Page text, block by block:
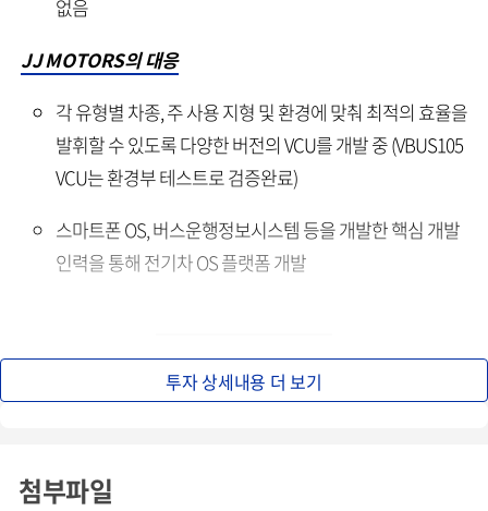
없음
JJ MOTORS의 대응
각 유형별 차종, 주 사용 지형 및 환경에 맞춰 최적의 효율을
발휘할 수 있도록 다양한 버전의 VCU를 개발 중 (VBUS105
VCU는 환경부 테스트로 검증완료)
스마트폰 OS, 버스운행정보시스템 등을 개발한 핵심 개발
인력을 통해 전기차 OS 플랫폼 개발
3. 전기차 Oriented Design 개발 역량
현재 시장상황 및 문제점
투자 상세내용 더 보기
첨부파일